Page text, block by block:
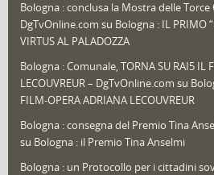
Redazioni(1.049)
Speciali (22)
Sport
That's Bologna Magazine(25)
Video (archivio) (262)
Bologna : conclusa la Mostra delle Torce
DgTvOnline.com su Bologna : IL PRIMO
VIRTUS AL PALADOZZA
Bologna : Comunale, TORNA SU RAI5 IL
LECOUVREUR – DgTvOnline.com su
FILM-OPERA ADRIANA LECOUVREUR
Bologna : consegna del Premio Tina
su Bologna : il Premio Tina Anselmi
Bologna : un Protocollo per i cittadini